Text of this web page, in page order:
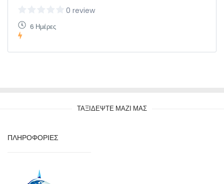
0 review
6 Ημέρες
ΤΑΞΙΔΕΨΤΕ ΜΑΖΙ ΜΑΣ
ΠΛΗΡΟΦΟΡΙΕΣ